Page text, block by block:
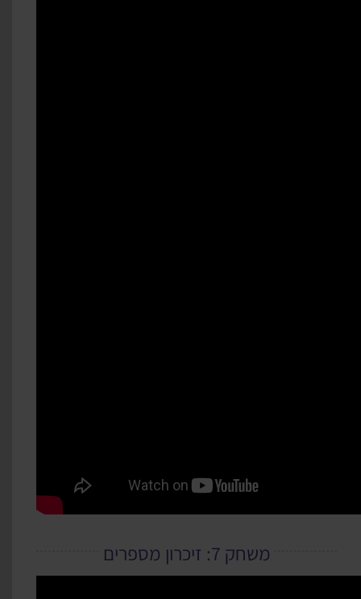
משחק 7: זיכרון מספרים